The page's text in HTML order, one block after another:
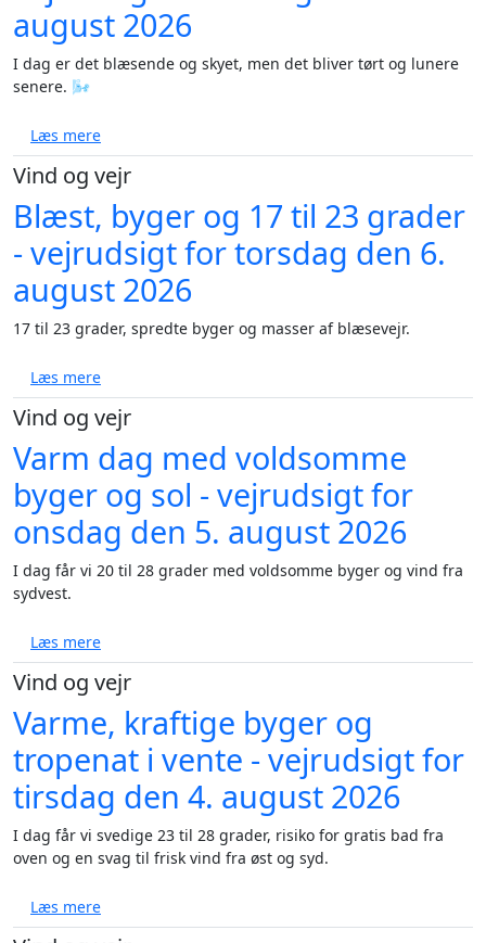
august 2026
I dag er det blæsende og skyet, men det bliver tørt og lunere
senere. 🌬️
Læs mereom Vejret: Bagende varme afløses af regn før
Vind og vejr
Blæst, byger og 17 til 23 grader
- vejrudsigt for torsdag den 6.
august 2026
17 til 23 grader, spredte byger og masser af blæsevejr.
Læs mereom Blæst, byger og 17 til 23 grader - vejrudsigt for
Vind og vejr
Varm dag med voldsomme
byger og sol - vejrudsigt for
onsdag den 5. august 2026
I dag får vi 20 til 28 grader med voldsomme byger og vind fra
sydvest.
Læs mereom Varm dag med voldsomme byger og sol -
Vind og vejr
Varme, kraftige byger og
tropenat i vente - vejrudsigt for
tirsdag den 4. august 2026
I dag får vi svedige 23 til 28 grader, risiko for gratis bad fra
oven og en svag til frisk vind fra øst og syd.
Læs mereom Varme, kraftige byger og tropenat i vente -